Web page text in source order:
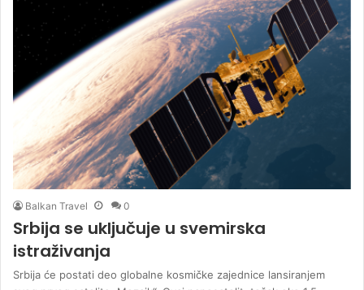
Balkan Travel 0
Srbija se uključuje u svemirska
istraživanja
Srbija će postati deo globalne kosmičke zajednice lansiranjem